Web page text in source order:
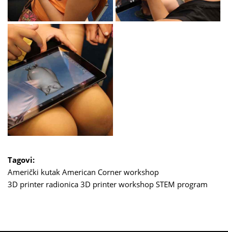
Tagovi:
Američki kutak American Corner workshop
3D printer radionica 3D printer workshop STEM program